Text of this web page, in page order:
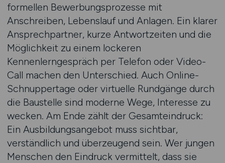
formellen Bewerbungsprozesse mit
Anschreiben, Lebenslauf und Anlagen. Ein klarer
Ansprechpartner, kurze Antwortzeiten und die
Möglichkeit zu einem lockeren
Kennenlerngespräch per Telefon oder Video-
Call machen den Unterschied. Auch Online-
Schnuppertage oder virtuelle Rundgänge durch
die Baustelle sind moderne Wege, Interesse zu
wecken. Am Ende zählt der Gesamteindruck:
Ein Ausbildungsangebot muss sichtbar,
verständlich und überzeugend sein. Wer jungen
Menschen den Eindruck vermittelt, dass sie